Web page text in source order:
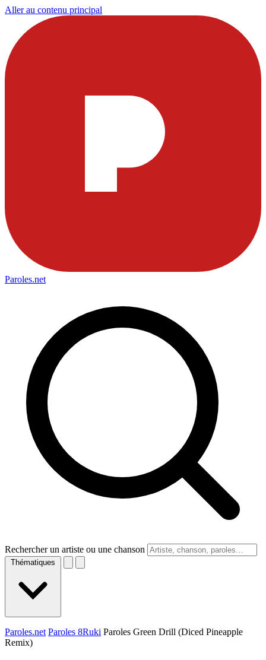
Aller au contenu principal
Paroles.net
Rechercher un artiste ou une chanson
Thématiques
Paroles.net Paroles 8Ruki Paroles Green Drill (Diced Pineapple
Remix)